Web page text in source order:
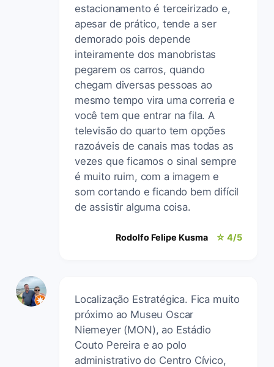
estacionamento é terceirizado e,
apesar de prático, tende a ser
demorado pois depende
inteiramente dos manobristas
pegarem os carros, quando
chegam diversas pessoas ao
mesmo tempo vira uma correria e
você tem que entrar na fila. A
televisão do quarto tem opções
razoáveis de canais mas todas as
vezes que ficamos o sinal sempre
é muito ruim, com a imagem e
som cortando e ficando bem difícil
de assistir alguma coisa.
Rodolfo Felipe Kusma ☆ 4/5
Localização Estratégica. Fica muito
próximo ao Museu Oscar
Niemeyer (MON), ao Estádio
Couto Pereira e ao polo
administrativo do Centro Cívico,